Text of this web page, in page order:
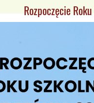
Rozpoczęcie